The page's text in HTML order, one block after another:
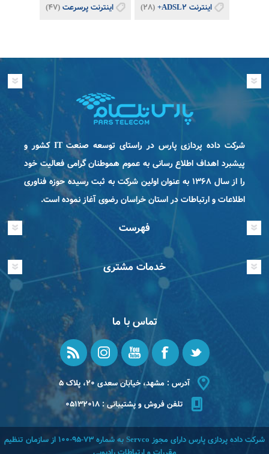
اینترنت ADSL2+ (28) اینترنت پرسرعت(47)
شرکت داده پردازی پارس در راستای توسعه صنعت IT كشور و
پیشبرد اهداف اطلاع رسانی به عموم هموطنان گرامی فعاليت خود
را از سال ۱۳۶۸ به عنوان اولین شرکت به ثبت رسیده حوزه فناوری
اطلاعات و ارتباطات در استان خراسان رضوی آغاز نموده است.
فهرست
خدمات مشتری
تماس با ما
آدرس : مشهد، خیابان سعدی ۲۰، پلاک ۵
تلفن فروش و پشتیبانی : ۰۵۱۳۲۰۱۸
شرکت داده پردازی پارس دارای مجوز Servco به شماره 73-95-100 از سازمان تنظیم